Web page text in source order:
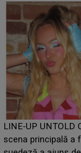
Ce a dezvăluit
luat prin